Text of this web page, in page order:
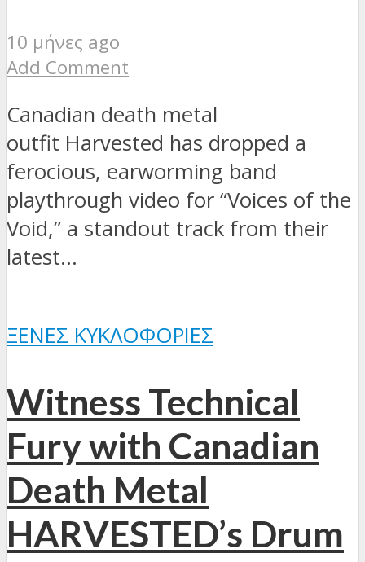
10 μήνες ago
Add Comment
Canadian death metal
outfit Harvested has dropped a
ferocious, earworming band
playthrough video for “Voices of the
Void,” a standout track from their
latest...
ΞΈΝΕΣ ΚΥΚΛΟΦΟΡΊΕΣ
Witness Technical
Fury with Canadian
Death Metal
HARVESTED’s Drum